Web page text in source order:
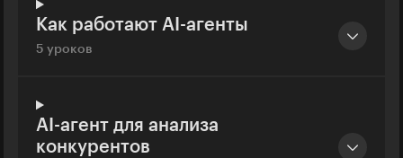
Как работают AI-агенты
5 уроков
AI-агент для анализа
конкурентов